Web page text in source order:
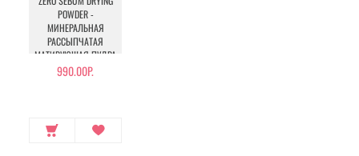
POWDER -
МИНЕРАЛЬНАЯ
РАССЫПЧАТАЯ
МАТИРУЮЩАЯ ПУДРА
990.00Р.